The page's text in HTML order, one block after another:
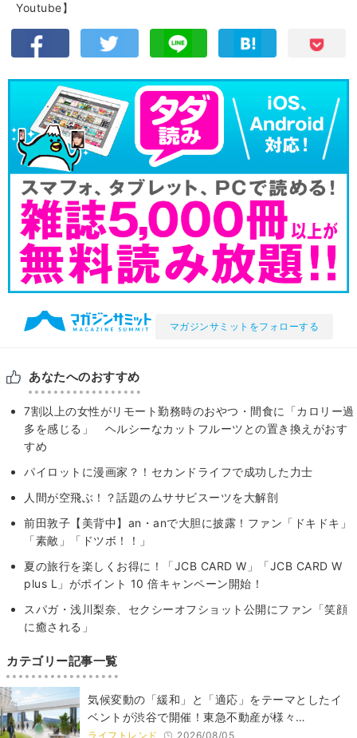
Youtube】
マガジンサミットをフォローする
あなたへのおすすめ
7割以上の女性がリモート勤務時のおやつ・間食に「カロリー過
多を感じる」 ヘルシーなカットフルーツとの置き換えがおす
すめ
パイロットに漫画家？！セカンドライフで成功した力士
人間が空飛ぶ！？話題のムササビスーツを大解剖
前田敦子【美背中】an・anで大胆に披露！ファン「ドキドキ」
「素敵」「ドツボ！！」
夏の旅行を楽しくお得に！「JCB CARD W」「JCB CARD W
plus L」がポイント 10 倍キャンペーン開始！
スパガ・浅川梨奈、セクシーオフショット公開にファン「笑顔
に癒される」
カテゴリー記事一覧
気候変動の「緩和」と「適応」をテーマとしたイ
ベントが渋谷で開催！東急不動産が様々…
ライフトレンド 2026/08/05